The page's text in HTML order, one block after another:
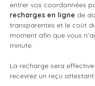
entrer vos coordonnées
recharges en ligne de
transparentes et le coût
moment afin que vous
minute.
La recharge sera
recevrez un reçu